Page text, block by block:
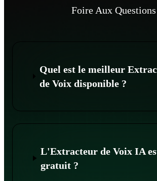
Foire Aux Questions
Quel est le meilleur
de Voix disponible ?
L'Extracteur de Voix IA
gratuit ?